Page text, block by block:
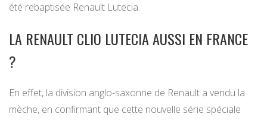
été rebaptisée Renault Lutecia.
LA RENAULT CLIO LUTECIA AUSSI EN FRANCE
?
En effet, la division anglo-saxonne de Renault a vendu la
mèche, en confirmant que cette nouvelle série spéciale